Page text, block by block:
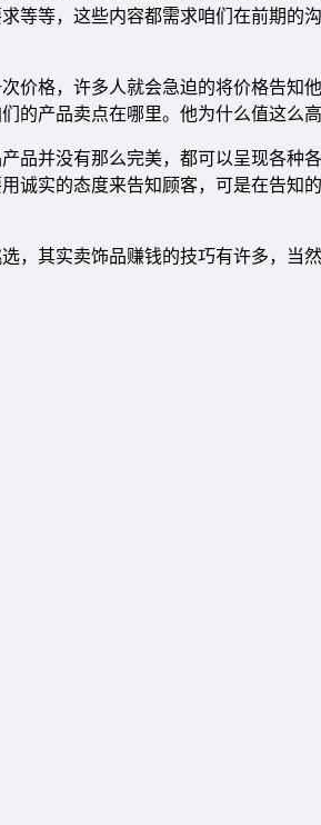
等等，这些内容都需求咱们在前期的
价格，许多人就会急迫的将价格告知
的产品卖点在哪里。他为什么值这么高
品并没有那么完美，都可以呈现各种
诚实的态度来告知顾客，可是在告知
，其实卖饰品赚钱的技巧有许多，当